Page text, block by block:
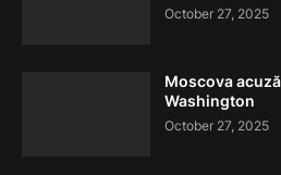
October 27, 2025
Moscova
Washington
October 27, 2025